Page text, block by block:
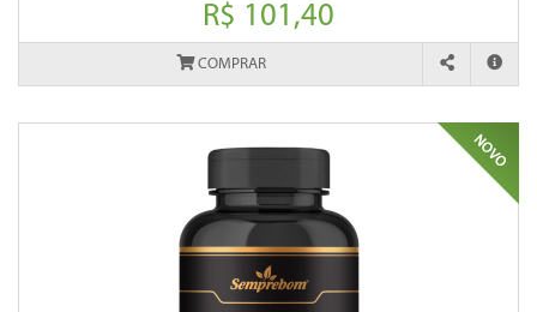
R$ 101,40
COMPRAR